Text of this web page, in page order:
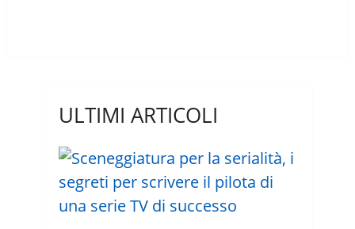
ULTIMI ARTICOLI